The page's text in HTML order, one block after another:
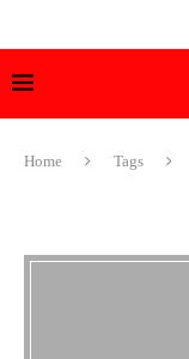
Home Tags